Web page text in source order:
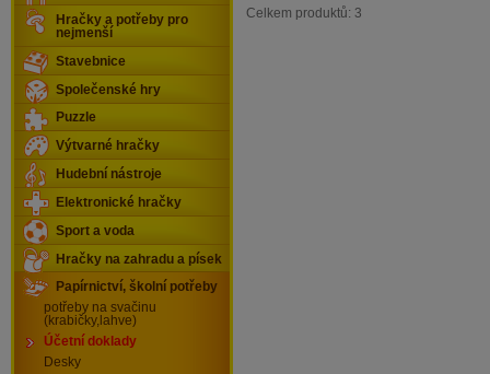
Celkem produktů: 3
Hračky a potřeby pro
nejmenší
Stavebnice
Společenské hry
Puzzle
Výtvarné hračky
Hudební nástroje
Elektronické hračky
Sport a voda
Hračky na zahradu a písek
Papírnictví, školní potřeby
potřeby na svačinu
(krabičky,lahve)
Účetní doklady
Desky